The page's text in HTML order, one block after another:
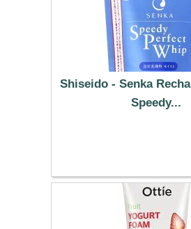
Shiseido - Senka
Speedy...